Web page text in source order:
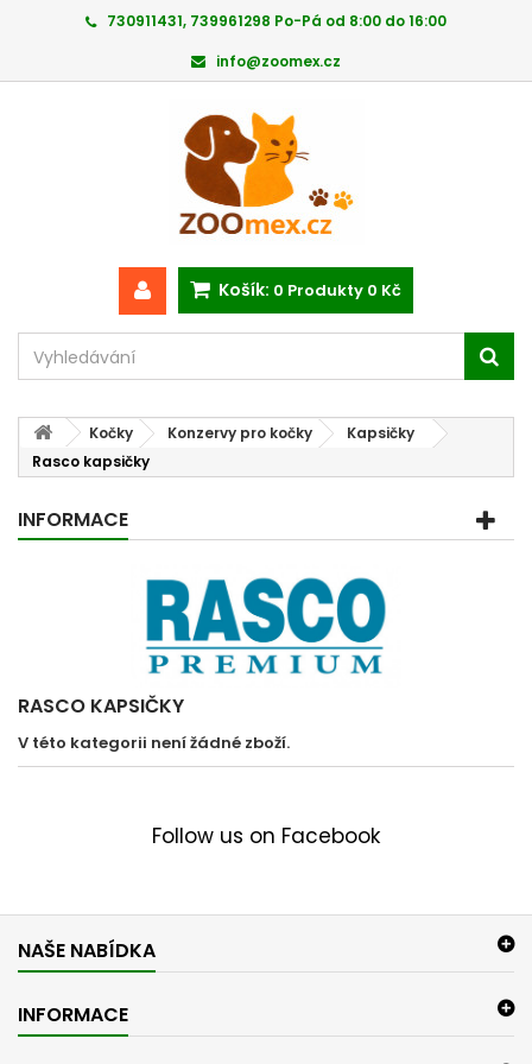
730911431, 739961298 Po-Pá od 8:00 do 16:00
info@zoomex.cz
Košík: 0 Produkty 0 Kč
Kočky Konzervy pro kočky
Kapsičky
Rasco kapsičky
INFORMACE
RASCO KAPSIČKY
V této kategorii není žádné zboží.
Follow us on Facebook
NAŠE NABÍDKA
INFORMACE